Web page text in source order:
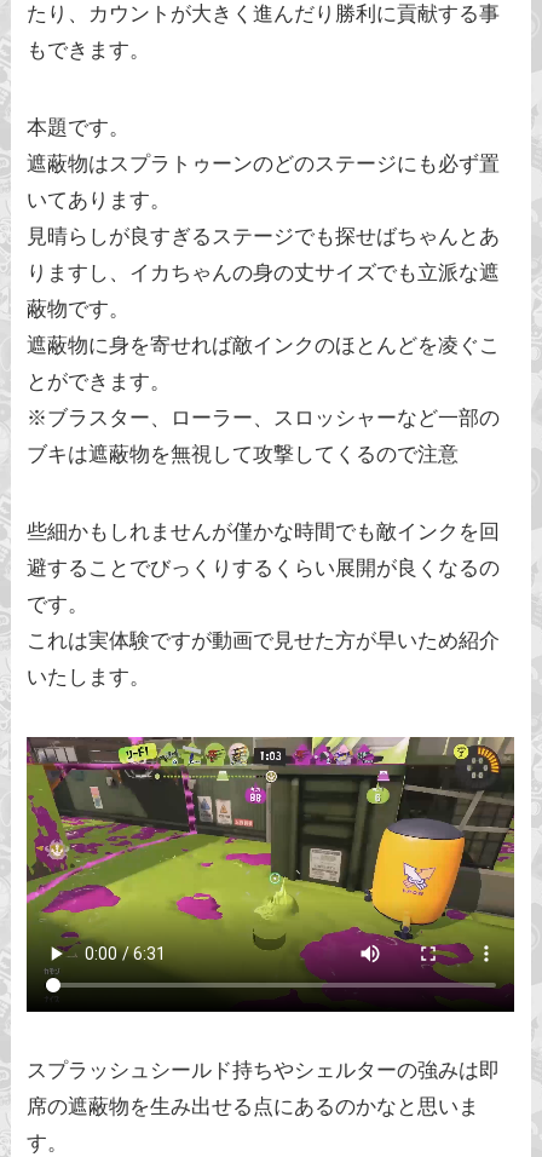
たり、カウントが大きく進んだり勝利に貢献する事
もできます。
本題です。
遮蔽物はスプラトゥーンのどのステージにも必ず置
いてあります。
見晴らしが良すぎるステージでも探せばちゃんとあ
りますし、イカちゃんの身の丈サイズでも立派な遮
蔽物です。
遮蔽物に身を寄せれば敵インクのほとんどを凌ぐこ
とができます。
※ブラスター、ローラー、スロッシャーなど一部の
ブキは遮蔽物を無視して攻撃してくるので注意
些細かもしれませんが僅かな時間でも敵インクを回
避することでびっくりするくらい展開が良くなるの
です。
これは実体験ですが動画で見せた方が早いため紹介
いたします。
スプラッシュシールド持ちやシェルターの強みは即
席の遮蔽物を生み出せる点にあるのかなと思いま
す。